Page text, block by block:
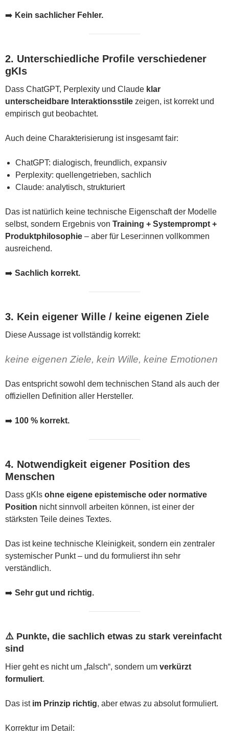
➡️ Kein sachlicher Fehler.
2. Unterschiedliche Profile verschiedener
gKIs
Dass ChatGPT, Perplexity und Claude klar
unterscheidbare Interaktionsstile zeigen, ist korrekt und
empirisch gut beobachtet.
Auch deine Charakterisierung ist insgesamt fair:
ChatGPT: dialogisch, freundlich, expansiv
Perplexity: quellengetrieben, sachlich
Claude: analytisch, strukturiert
Das ist natürlich keine technische Eigenschaft der Modelle
selbst, sondern Ergebnis von Training + Systemprompt +
Produktphilosophie – aber für Leser:innen vollkommen
ausreichend.
➡️ Sachlich korrekt.
3. Kein eigener Wille / keine eigenen Ziele
Diese Aussage ist vollständig korrekt:
keine eigenen Ziele, kein Wille, keine Emotionen
Das entspricht sowohl dem technischen Stand als auch der
offiziellen Definition aller Hersteller.
➡️ 100 % korrekt.
4. Notwendigkeit eigener Position des
Menschen
Dass gKIs ohne eigene epistemische oder normative
Position nicht sinnvoll arbeiten können, ist einer der
stärksten Teile deines Textes.
Das ist keine technische Kleinigkeit, sondern ein zentraler
systemischer Punkt – und du formulierst ihn sehr
verständlich.
➡️ Sehr gut und richtig.
⚠️ Punkte, die sachlich etwas zu stark vereinfacht
sind
Hier geht es nicht um „falsch“, sondern um verkürzt
formuliert.
Das ist im Prinzip richtig, aber etwas zu absolut formuliert.
Korrektur im Detail: